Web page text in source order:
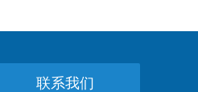
联系我们